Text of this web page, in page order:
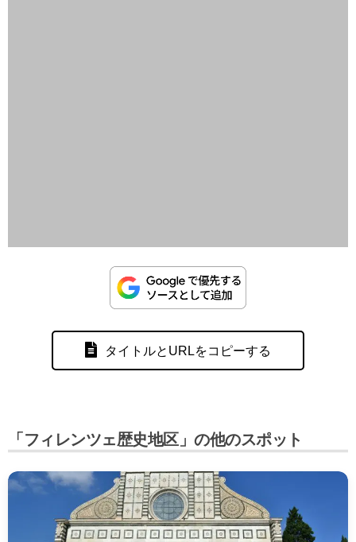
タイトルとURLをコピーする
「フィレンツェ歴史地区」の他のスポット